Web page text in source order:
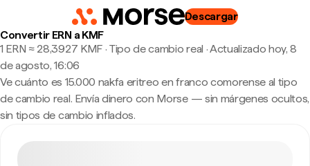
Descargar
Convertir ERN a KMF
1 ERN ≈ 28,3927 KMF · Tipo de cambio real ·Actualizado hoy, 8
de agosto, 16:06
Ve cuánto es 15.000 nakfa eritreo en franco comorense al tipo
de cambio real. Envía dinero con Morse — sin márgenes ocultos,
sin tipos de cambio inflados.